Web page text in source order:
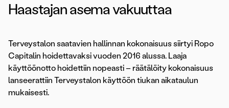
Haastajan asema vakuuttaa
Terveystalon saatavien hallinnan kokonaisuus siirtyi Ropo
Capitalin hoidettavaksi vuoden 2016 alussa. Laaja
käyttöönotto hoidettiin nopeasti – räätälöity kokonaisuus
lanseerattiin Terveystalon käyttöön tiukan aikataulun
mukaisesti.